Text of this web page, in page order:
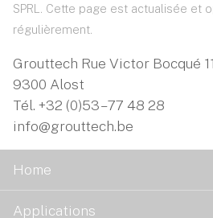
SPRL. Cette page est actualisée et
régulièrement.
Grouttech Rue Victor Bocqué 11
9300 Alost
Tél. +32 (0)53 – 77 48 28
info@grouttech.be
Home
Applications